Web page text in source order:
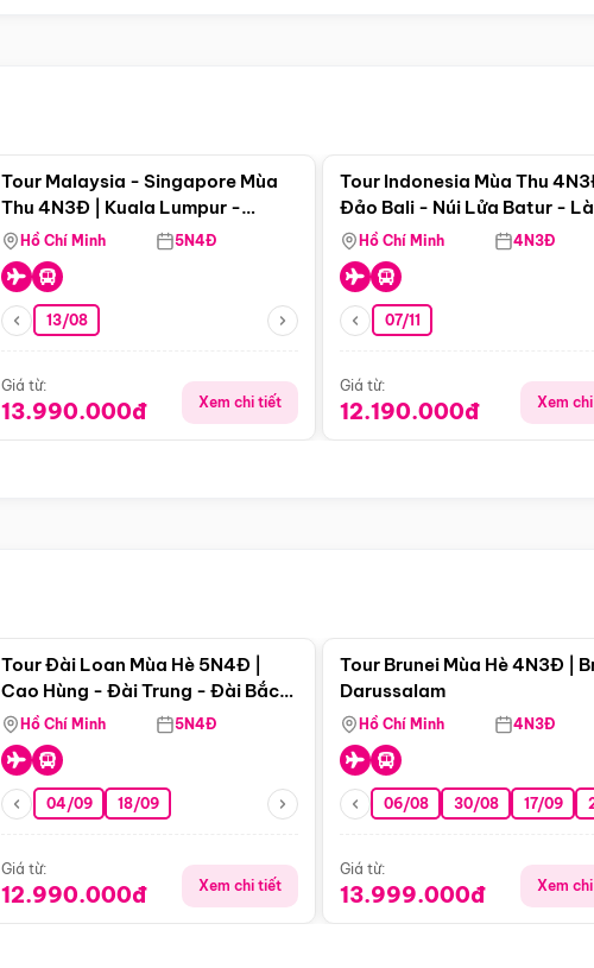
Tour Malaysia - Singapore Mùa
Thu 4N3Đ | Kuala Lumpur -
Malacca - Johor Baru -
Singapore
Hồ Chí Minh 5N4Đ
13/08
Giá từ:
13.990.000đ Xem chi tiết
Tour Indonesia Mùa Thu
Đảo Bali - Núi Lửa Batur -
Penglipuran
Hồ Chí Minh 4N3Đ
07/11
Giá từ:
12.190.000đ Xem
Tour Đài Loan Mùa Hè 5N4Đ |
Cao Hùng - Đài Trung - Đài Bắc
(Bay Vj)
Hồ Chí Minh 5N4Đ
04/09 18/09
Giá từ:
12.990.000đ Xem chi tiết
Tour Brunei Mùa Hè 4N3Đ |
Darussalam
Hồ Chí Minh 4N3Đ
06/08 30/08 17/09
Giá từ:
13.999.000đ Xem